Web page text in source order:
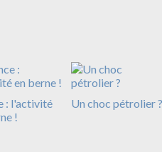
: l'activité
!
Un choc pétrolier ?